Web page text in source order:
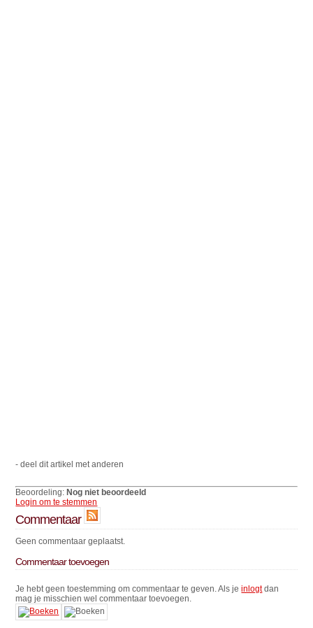
- deel dit artikel met anderen
Beoordeling:Nog niet beoordeeld
Login om te stemmen
Commentaar
Geen commentaar geplaatst.
Commentaar toevoegen
Je hebt geen toestemming om commentaar te geven. Als jeinlogtdan
mag je misschien wel commentaar toevoegen.